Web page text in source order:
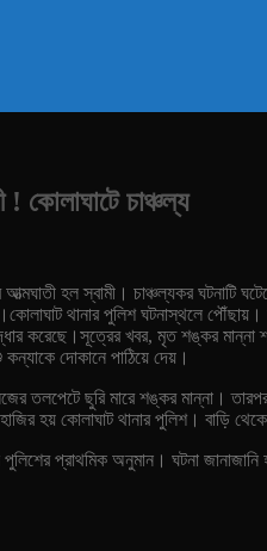
! কোলাঘাটে চাঞ্চল্য
হল স্বামী। চাঞ্চল্যকর ঘটনাটি
কোলাঘাট থানার পুলিশ ঘটনাস্থলে পৌঁছায়।
করেছে। সূত্রের খবর, মৃত শঙ্কর মান্না
দোকানে পাঠিয়ে দেয়।
তলপেটে ছুরি মারে শঙ্কর মান্না।
হয় কোলাঘাট থানার পুলিশ। বাড়ি
প্রাথমিক অনুমান। ঘটনা